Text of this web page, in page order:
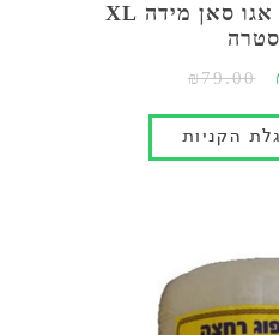
תחתונים סופגים אגו סאן מידה XL
₪79.00